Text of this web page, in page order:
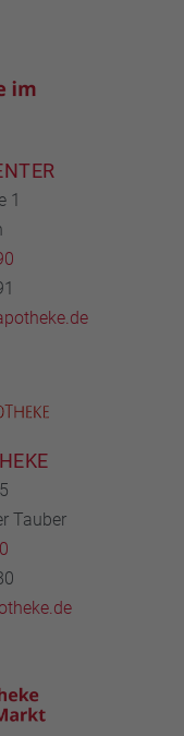
1
Tauber